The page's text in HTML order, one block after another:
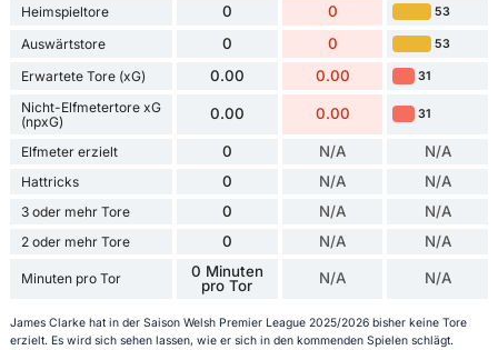
Heimspieltore 0 0 53
Auswärtstore 0 0 53
Erwartete Tore (xG) 0.00 0.00 31
Nicht-Elfmetertore xG
(npxG)
0.00 0.00 31
Elfmeter erzielt 0 N/A N/A
Hattricks 0 N/A N/A
3 oder mehr Tore 0 N/A N/A
2 oder mehr Tore 0 N/A N/A
Minuten pro Tor
0 Minuten
pro Tor
N/A N/A
James Clarke hat in der Saison Welsh Premier League 2025/2026 bisher keine Tore
erzielt. Es wird sich sehen lassen, wie er sich in den kommenden Spielen schlägt.